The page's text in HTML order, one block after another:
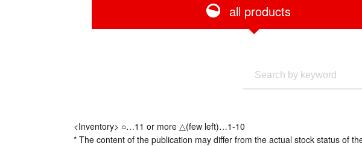
all products
<Inventory> ○…11 or more △(few left)…1-10
* The content of the publication may differ from the actual stock status of